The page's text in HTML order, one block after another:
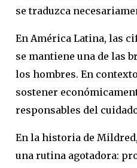
se traduzca
En América Latina, las
se mantiene una de las
los hombres. En
sostener
responsables del
En la historia de
una rutina agotadora: